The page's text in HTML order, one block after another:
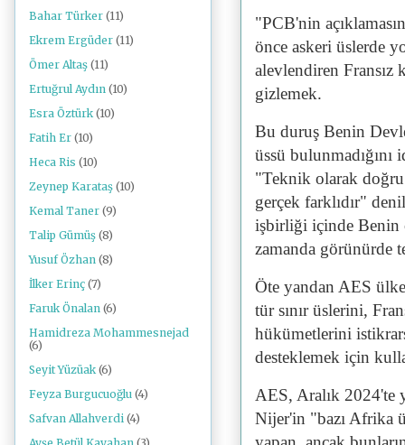
"PCB'nin
önce askeri üslerde
alevlendiren Fransız
gizlemek.
Bu duruş Benin
üssü bulunmadığını
"Teknik olarak doğru
gerçek farklıdır"
işbirliği içinde Benin
zamanda görünürde
Öte yandan AES
tür sınır üslerini,
hükümetlerini
desteklemek için
AES, Aralık 2024'te
Nijer'in "bazı Afrika
Bahar Türker (11)
Ekrem Ergüder (11)
Ömer Altaş (11)
Ertuğrul Aydın (10)
Esra Öztürk (10)
Fatih Er (10)
Heca Ris (10)
Zeynep Karataş (10)
Kemal Taner (9)
Talip Gümüş (8)
Yusuf Özhan (8)
İlker Erinç (7)
Faruk Önalan (6)
Hamidreza Mohammesnejad
(6)
Seyit Yüzüak (6)
Feyza Burgucuoğlu (4)
Safvan Allahverdi (4)